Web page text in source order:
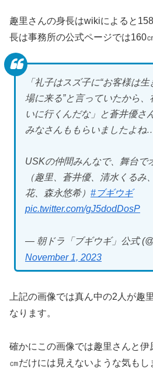
趣里さんの身長はwikiによると
長は事務所の公式ページでは160
「礼子はスズ子に“お客様は
場に来る”と言っていたから
いに行くんだな」と蒼井優さん
みなさんももらいましたよ
USKの仲間みんなで、舞台で
（趣里、蒼井優、清水くるみ
花、森永悠希） #ブギウギ
pic.twitter.com/gJ5dodDosP
— 朝ドラ「ブギウギ」公式
November 1, 2023
上記の画像では真ん中の2人が趣
なります。
確かにこの画像では趣里さんと
㎝だけには見えないような気もし